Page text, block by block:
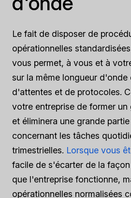
Le fait de disposer de
opérationnelles
vous permet, à vous et à
sur la même longueur d'onde
d'attentes et de protocoles.
votre entreprise de former
et éliminera une grande
concernant les tâches
trimestrielles. Lorsque vous
facile de s'écarter de la
que l'entreprise fonctionne,
opérationnelles normalisées